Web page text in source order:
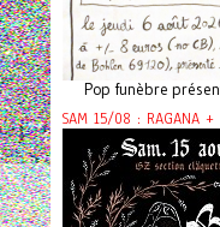
Pop funèbre
SAM 15/08 : RAGANA +